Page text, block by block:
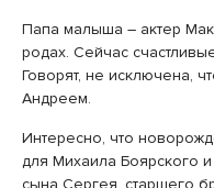
Папа малыша – актер
родах. Сейчас
Говорят, не исключена,
Андреем.
Интересно, что
для Михаила Боярского
сына Сергея, старшего